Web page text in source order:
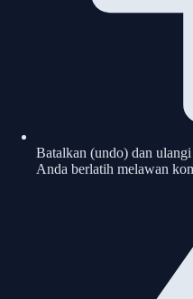
Batalkan (undo) dan ulangi
Anda berlatih melawan